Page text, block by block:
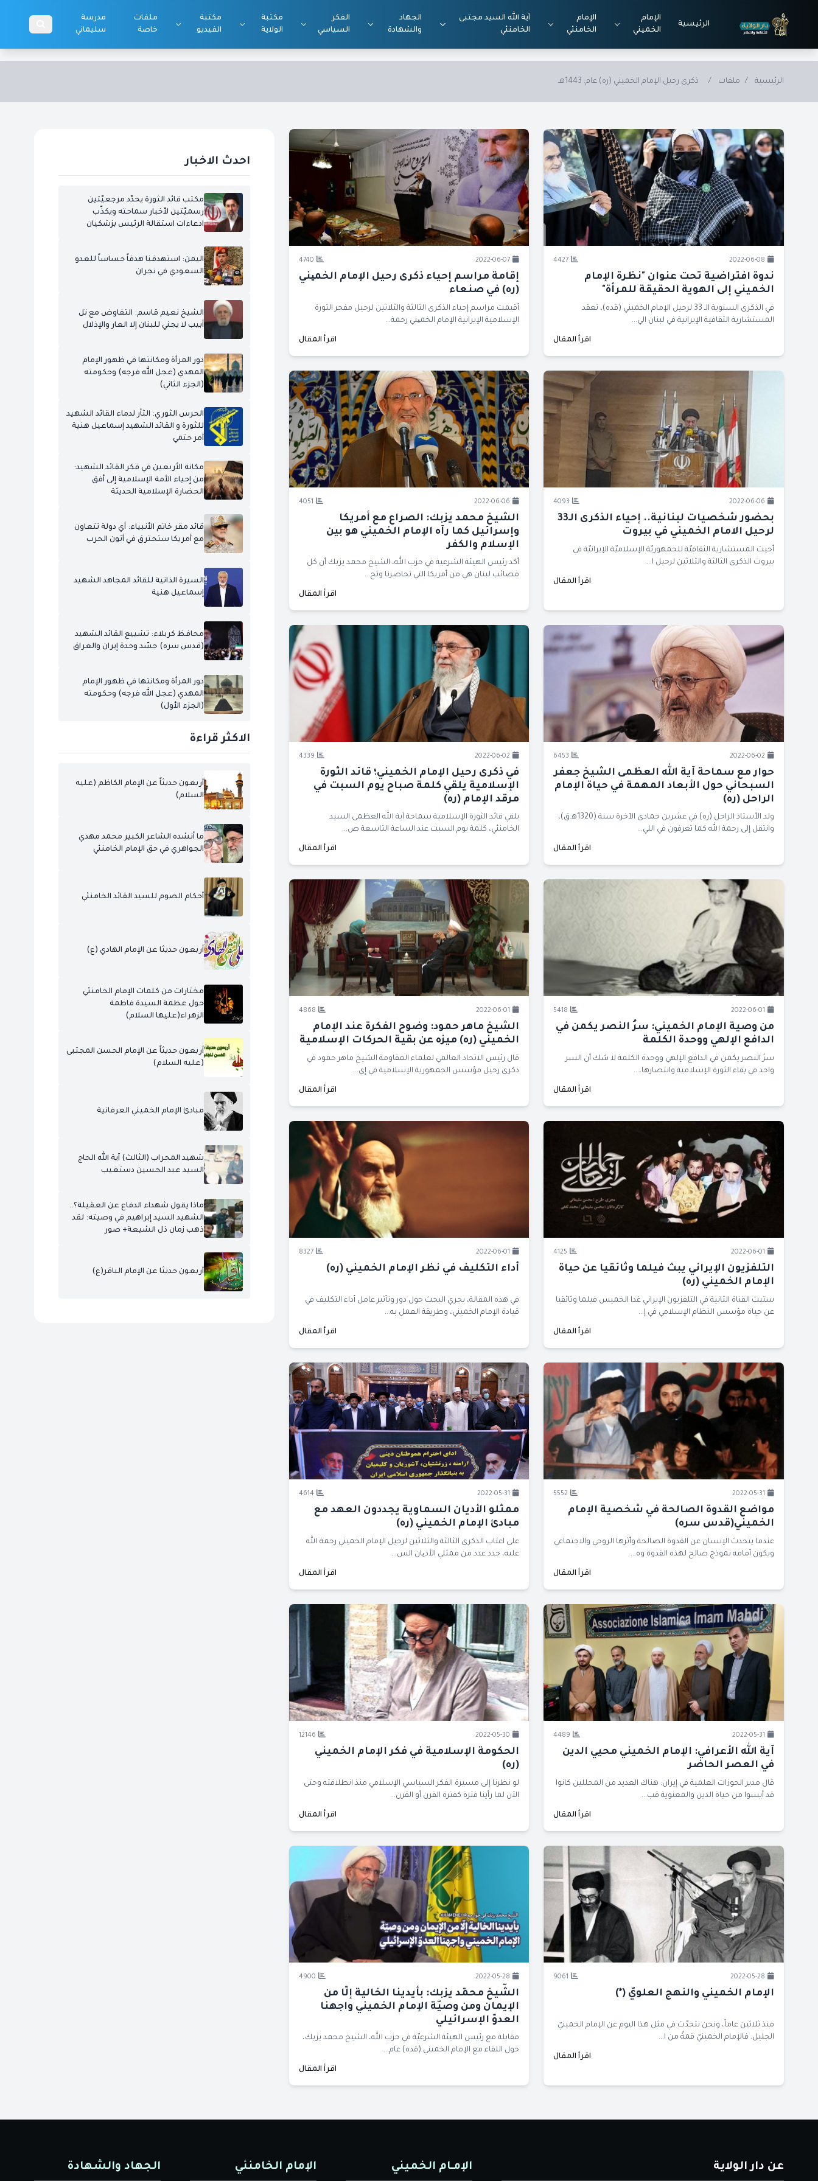
الرئيسية
الإمام
الخميني
الإمام
الخامنئي
آية الله السيد مجتبى
الخامنئي
الجهاد
والشهادة
الفكر
السياسي
مكتبة
الولاية
مكتبة
الفيديو
ملفات
خاصة
مدرسة
سليماني
الرئيسية / ملفات / ذكرى رحيل الإمام الخميني (ره) عام: 1443هـ
2022-06-08
4427
ندوة افتراضية تحت عنوان "نظرة الإمام
الخميني إلى الهوية الحقيقة للمرأة"
في الذكرى السنوية الـ 33 لرحيل الإمام الخميني (قده)، تعقد
المستشارية الثقافية الإيرانية في لبنان الي...
اقرأ المقال
2022-06-07
4740
إقامة مراسم إحياء ذكرى رحيل الإمام الخمیني
(ره) في صنعاء
أقيمت مراسم إحياء الذكرى الثالثة والثلاثين لرحيل مفجر الثورة
الإسلامية الإيرانية الإمام الخمیني رحمة...
اقرأ المقال
2022-06-06
4093
بحضور شخصيات لبنانية.. إحياء الذكرى الـ33
لرحيل الامام الخميني في بيروت
أحيت المستشارية الثقافيّة للجمهوريّة الإسلاميّة الإيرانيّة في
بيروت الذكرى الثالثة والثلاثين لرحيل ا...
اقرأ المقال
2022-06-06
4051
الشيخ محمد يزبك: الصراع مع أمريكا
وإسرائيل كما رآه الإمام الخميني هو بين
الإسلام والكفر
أكد رئيس الهيئة الشرعية في حزب الله، الشيخ محمد يزبك أن كل
مصائب لبنان هي من أمريكا التي تحاصرنا وتح...
اقرأ المقال
2022-06-02
6453
حوار مع سماحة آية الله العظمى الشيخ جعفر
السبحاني حول الأبعاد المهمة في حياة الإمام
الراحل (ره)
ولد الأستاذ الراحل (ره) في عشرين جمادى الآخرة سنة (1320ﻫ.ق)،
وانتقل إلى رحمة الله كما تعرفون في اللي...
اقرأ المقال
2022-06-02
4339
في ذكرى رحيل الإمام الخميني؛ قائد الثورة
الإسلامية يلقي كلمة صباح يوم السبت في
مرقد الإمام (ره)
يلقي قائد الثورة الإسلامية سماحة آية الله العظمى السيد
الخامنئي، كلمة يوم السبت عند الساعة التاسعة ص...
اقرأ المقال
2022-06-01
5418
من وصية الإمام الخميني: سرُ النصر يكمن في
الدافع الإلهي ووحدة الكلمة
سرُ النصر يكمن في الدافع الإلهي ووحدة الكلمة لا شك أن السر
واحد في بقاء الثورة الإسلامية وانتصارها،...
اقرأ المقال
2022-06-01
4868
الشيخ ماهر حمود: وضوح الفكرة عند الإمام
الخميني (ره) ميزه عن بقية الحركات الإسلامية
قال رئيس الاتحاد العالمي لعلماء المقاومة الشيخ ماهر حمود في
ذكرى رحيل مؤسس الجمهورية الإسلامية في إي...
اقرأ المقال
2022-06-01
4125
التلفزيون الإيراني يبث فيلما وثائقيا عن حياة
الإمام الخميني (ره)
ستبث القناة الثانية في التلفزيون الإيراني غدا الخميس فيلما وثائقيا
عن حياة مؤسس النظام الإسلامي في إ...
اقرأ المقال
2022-06-01
8327
أداء التكليف في نظر الإمام الخميني (ره)
في هذه المقالة، يجري البحث حول دور وتأثير عامل أداء التكليف في
قيادة الإمام الخميني، وطريقة العمل به...
اقرأ المقال
2022-05-31
5552
مواضع القدوة الصالحة في شخصية الإمام
الخميني(قدس سره)
عندما يتحدث الإنسان عن القدوة الصالحة وأثرها الروحي والاجتماعي
ويكون أمامه نموذج صالح لهذه القدوة وه...
اقرأ المقال
2022-05-31
4614
ممثلو الأديان السماوية يجددون العهد مع
مبادئ الإمام الخميني (ره)
على اعتاب الذكرى الثالثة والثلاثين لرحيل الإمام الخميني رحمة الله
عليه، جدد عدد من ممثلي الأدیان الس...
اقرأ المقال
2022-05-31
4489
آية الله الأعرافي: الإمام الخميني محيي الدين
في العصر الحاضر
قال مدير الحوزات العلمية في إيران: هناك العديد من المحللين كانوا
قد أيسوا من حياة الدين والمعنوية قب...
اقرأ المقال
2022-05-30
12146
الحكومة الإسلامية في فكر الإمام الخميني
(ره)
لو نظرنا إلى مسيرة الفكر السياسي الإسلامي منذ انطلاقته وحتى
الآن لما رأينا فترة كفترة القرن أو القرن...
اقرأ المقال
2022-05-28
9061
الإمام الخميني والنهج العلويّ (*)
منذ ثلاثين عاماً، ونحن نتحدّث في مثل هذا اليوم عن الإمام الخمينيّ
الجليل. فالإمام الخمينيّ قمةٌ من ا...
اقرأ المقال
2022-05-28
4900
الشّيخ محمّد يزبك: بأيدينا الخالية إلّا من
الإيمان ومن وصيّة الإمام الخميني واجهنا
العدوّ الإسرائيلي
مقابلة مع رئيس الهيئة الشرعيّة في حزب الله، الشيخ محمد يزبك،
حول اللقاء مع الإمام الخميني (قده) عام...
اقرأ المقال
احدث الاخبار
مكتب قائد الثورة يحدّد مرجعيّتين
رسميّتين لأخبار سماحته ويكذّب
ادعاءات استقالة الرئيس بزشكيان
اليمن: استهدفنا هدفاً حساساً للعدو
السعودي في نجران
الشيخ نعيم قاسم: التفاوض مع تل
أبيب لا يجني للبنان إلا العار والإذلال
دور المرأة ومكانتها في ظهور الإمام
المهدي (عجل الله فرجه) وحكومته
(الجزء الثاني)
الحرس الثوري: الثأر لدماء القائد الشهيد
للثورة و القائد الشهيد إسماعيل هنية
أمر حتمي
مكانة الأربعين في فكر القائد الشهيد:
من إحياء الأمة الإسلامية إلى أفق
الحضارة الإسلامية الحديثة
قائد مقر خاتم الأنبياء: أي دولة تتعاون
مع أمريكا ستحترق في أتون الحرب
السيرة الذاتية للقائد المجاهد الشهيد
إسماعيل هنية
محافظ كربلاء: تشييع القائد الشهيد
(قدس سره) جسّد وحدة إيران والعراق
دور المرأة ومكانتها في ظهور الإمام
المهدي (عجل الله فرجه) وحكومته
(الجزء الأول)
الاكثر قراءة
أربعون حديثاً عن الإمام الكاظم (عليه
السلام)
ما أنشده الشاعر الكبير محمد مهدي
الجواهري في حق الإمام الخامنئي
أحكام الصوم للسيد القائد الخامنئي
أربعون حديثا عن الإمام الهادي (ع)
مختارات من كلمات الإمام الخامنئي
حول عظمة السيدة فاطمة
الزهراء(عليها السلام)
أربعون حديثاً عن الإمام الحسن المجتبى
(عليه السلام)
مبادئ الإمام الخميني العرفانية
شهيد المحراب (الثالث) آية الله الحاج
السيد عبد الحسين دستغيب
ماذا يقول شهداء الدفاع عن العقيلة؟..
الشهيد السيد إبراهيم في وصيته: لقد
ذهب زمان ذل الشيعة+ صور
أربعون حديثا عن الإمام الباقر(ع)
عن دار الولاية الإمـام الخميني الإمام الخامنئي الجهاد والشهادة